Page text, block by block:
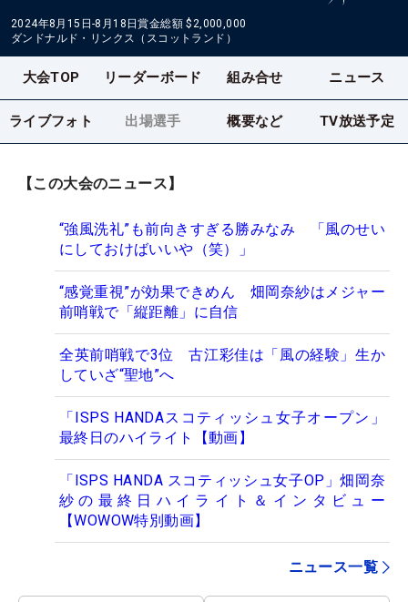
2024年8月15日-8月18日賞金総額 $2,000,000
ダンドナルド・リンクス（スコットランド）
大会TOP リーダーボード 組み合せ ニュース
ライブフォト 出場選手 概要など TV放送予定
【この大会のニュース】
“強風洗礼”も前向きすぎる勝みなみ 「風のせい
にしておけばいいや（笑）」
“感覚重視”が効果できめん 畑岡奈紗はメジャー
前哨戦で「縦距離」に自信
全英前哨戦で3位 古江彩佳は「風の経験」生か
していざ“聖地”へ
「ISPS HANDAスコティッシュ女子オープン」
最終日のハイライト【動画】
「ISPS HANDA スコティッシュ女子OP」畑岡奈
紗の最終日ハイライト＆インタビュー
【WOWOW特別動画】
ニュース一覧